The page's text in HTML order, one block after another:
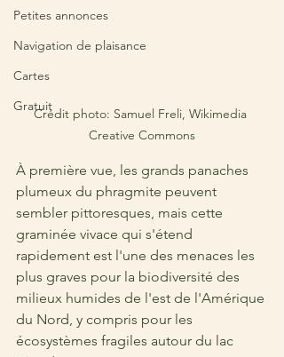
Petites annonces
Navigation de plaisance
Cartes
Gratuit
Crédit photo: Samuel Freli, Wikimedia
Creative Commons
À première vue, les grands panaches
plumeux du phragmite peuvent
sembler pittoresques, mais cette
graminée vivace qui s'étend
rapidement est l'une des menaces les
plus graves pour la biodiversité des
milieux humides de l'est de l'Amérique
du Nord, y compris pour les
écosystèmes fragiles autour du lac